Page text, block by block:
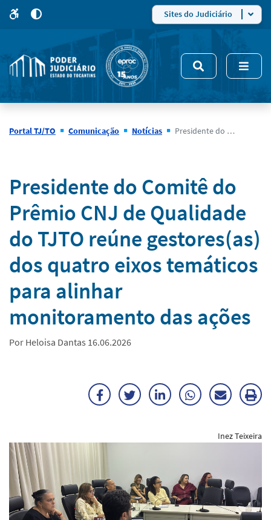
site
5
modo
de
alto
Sites do Judiciário
Portal TJ/TO Comunicação Notícias Presidente do Comitê do Prêmio CNJ de Qualidade do TJTO reúne gestores(as) dos quatro eixos temáticos para alinhar monitoramento das ações
Notícias
Presidente do Comitê do
Prêmio CNJ de Qualidade
do TJTO reúne gestores(as)
dos quatro eixos temáticos
para alinhar
monitoramento das ações
Por Heloisa Dantas 16.06.2026
FacebookTwitterLinkedInWhatsApp
Enviar
E-
Inez Teixeira